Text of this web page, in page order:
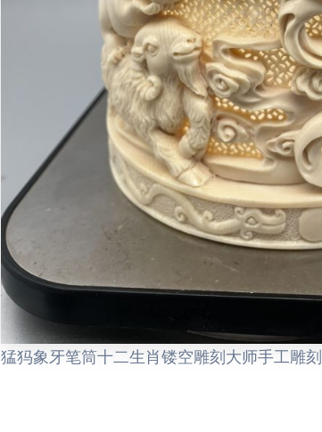
猛犸象牙笔筒十二生肖镂空雕刻大师手工雕刻